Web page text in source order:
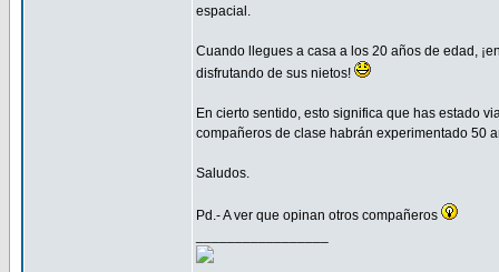
espacial.
Cuando llegues a casa a los 20 años de edad,
disfrutando de sus nietos!
En cierto sentido, esto significa que has estado
compañeros de clase habrán experimentado 50
Saludos.
Pd.- A ver que opinan otros compañeros